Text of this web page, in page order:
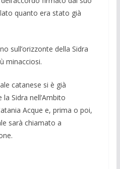
quanto era stato già
sull’orizzonte della Sidra
minacciosi.
catanese si è già
Sidra nell’Ambito
Acque e, prima o poi,
sarà chiamato a